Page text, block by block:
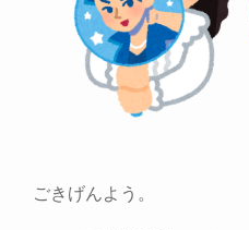
ごきげんよう。